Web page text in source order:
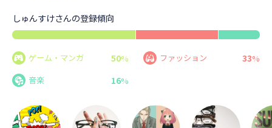
しゅんすけさんの登録傾向
ゲーム・マンガ 50% ファッション 33%
音楽
16%